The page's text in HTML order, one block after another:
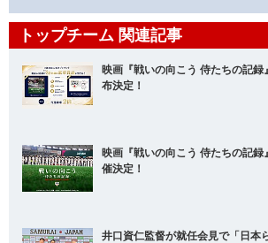
トップチーム 関連記事
映画『戦いの向こう 侍たちの記録
布決定！
映画『戦いの向こう 侍たちの記録
催決定！
井口資仁監督が就任会見で「日本